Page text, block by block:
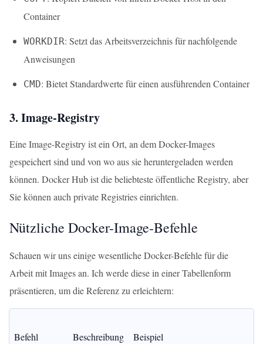
Container
WORKDIR: Setzt das Arbeitsverzeichnis für nachfolgende
Anweisungen
CMD: Bietet Standardwerte für einen ausführenden Container
3. Image-Registry
Eine Image-Registry ist ein Ort, an dem Docker-Images
gespeichert sind und von wo aus sie heruntergeladen werden
können. Docker Hub ist die beliebteste öffentliche Registry, aber
Sie können auch private Registries einrichten.
Nützliche Docker-Image-Befehle
Schauen wir uns einige wesentliche Docker-Befehle für die
Arbeit mit Images an. Ich werde diese in einer Tabellenform
präsentieren, um die Referenz zu erleichtern:
Befehl Beschreibung Beispiel